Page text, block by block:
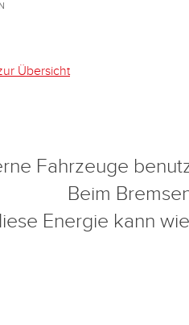
Übersicht
Fahrzeuge
Beim
Energie kann